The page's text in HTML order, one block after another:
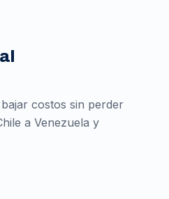
costos sin perder
a Venezuela y